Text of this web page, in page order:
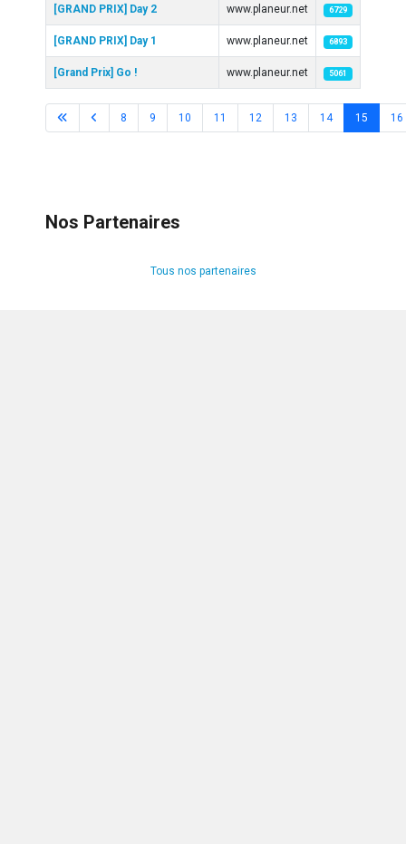
[GRAND PRIX] Day 2 www.planeur.net 6729
[GRAND PRIX] Day 1 www.planeur.net 6893
[Grand Prix] Go ! www.planeur.net 5061
Page 15 sur 17
8 9 10 11 12 13 14 15 16
Nos Partenaires
Tous nos partenaires